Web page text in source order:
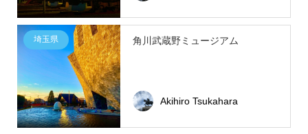
埼玉県 角川武蔵野ミュージアム
Akihiro Tsukahara